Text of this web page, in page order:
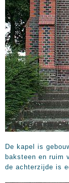
De kapel is
baksteen en ruim
de achterzijde is